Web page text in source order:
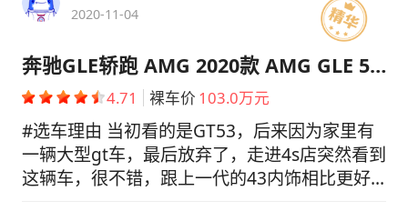
2020-11-04
奔驰GLE轿跑 AMG 2020款 AMG GLE 53 4MATIC+ 轿跑SUV
4.71 裸车价 103.0万元
#选车理由 当初看的是GT53，后来因为家里有
一辆大型gt车，最后放弃了，走进4s店突然看到
这辆车，很不错，跟上一代的43内饰相比更好